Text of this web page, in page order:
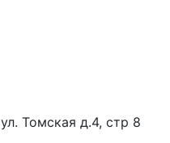
ул. Томская д.4, стр 8